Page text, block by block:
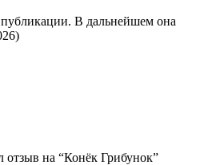
В дальнейшем она
отзыв на “Конёк Грибунок”